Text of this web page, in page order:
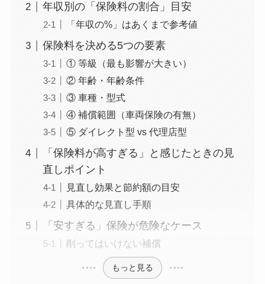
年収別の「保険料の割合」目安
「年収の%」はあくまで参考値
保険料を決める5つの要素
① 等級（最も影響が大きい）
② 年齢・年齢条件
③ 車種・型式
④ 補償範囲（車両保険の有無）
⑤ ダイレクト型 vs 代理店型
「保険料が高すぎる」と感じたときの見
直しポイント
見直し効果と節約額の目安
具体的な見直し手順
「安すぎる」保険が危険なケース
削ってはいけない補償
もっと見る